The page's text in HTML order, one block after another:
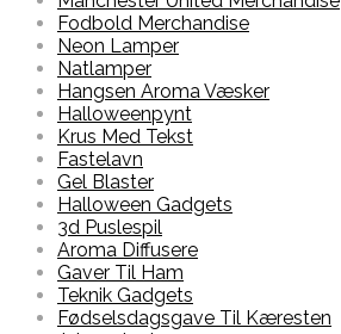
Fodbold Merchandise
Neon Lamper
Natlamper
Hangsen Aroma Væsker
Halloweenpynt
Krus Med Tekst
Fastelavn
Gel Blaster
Halloween Gadgets
3d Puslespil
Aroma Diffusere
Gaver Til Ham
Teknik Gadgets
Fødselsdagsgave Til Kæresten